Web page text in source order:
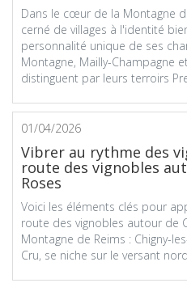
Dans le cœur de la Montagne
cerné de villages à l'identité
personnalité unique de ses
Montagne, Mailly-Champagne
distinguent par leurs terroirs
01/04/2026
Vibrer au rythme des
route des vignobles
Roses
Voici les éléments clés pour
route des vignobles autour de
Montagne de Reims : Chigny-
Cru, se niche sur le versant